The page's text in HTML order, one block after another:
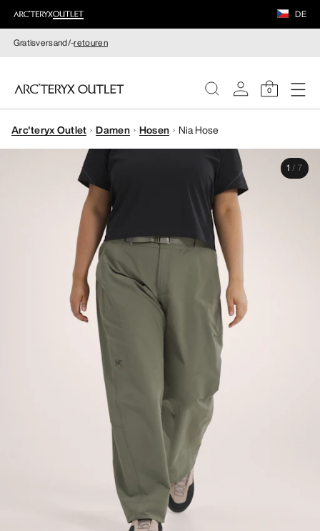
DE
Gratisversand/-retouren
0
DAMEN
HERREN
Arc'teryx Outlet Damen Hosen Nia Hose
1 / 7